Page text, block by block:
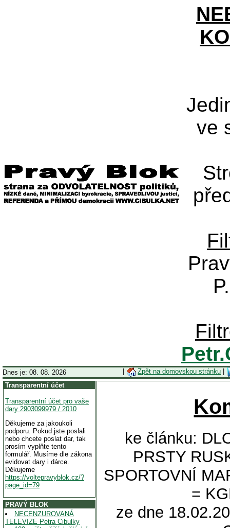
ve
Dnes je: 08. 08. 2026 Zpět na domovskou stránku
Transparentní účet
Transparentní účet pro vaše
dary 2903099979 / 2010
Děkujeme za jakoukoli
podporu. Pokud jste poslali
nebo chcete poslat dar, tak
prosím vyplňte tento
formulář. Musíme dle zákona
evidovat dary i dárce.
Děkujeme
https://voltepravyblok.cz/?
page_id=79
PRAVÝ BLOK
NECENZUROVANÁ
TELEVIZE Petra Cibulky
ke článku:
PRSTY
SPORTOVNÍ
=
ze dne